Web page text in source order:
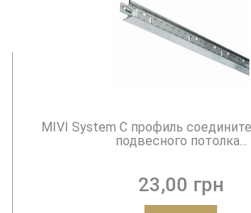
MIVI System C профиль
подвесного потолка...
23,00 грн